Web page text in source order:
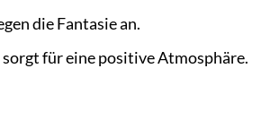
die Fantasie an.
für eine positive Atmosphäre.